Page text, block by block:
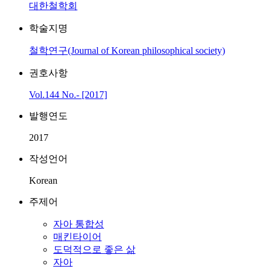
대한철학회
학술지명
철학연구(Journal of Korean philosophical society)
권호사항
Vol.144 No.- [2017]
발행연도
2017
작성언어
Korean
주제어
자아 통합성
매킨타이어
도덕적으로 좋은 삶
자아